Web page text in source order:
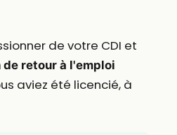
de votre CDI et
retour à l'emploi
aviez été licencié, à